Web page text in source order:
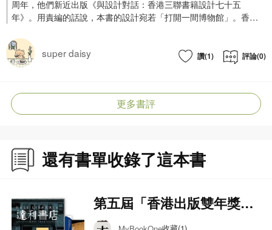
周年，他們新近出版《與設計對話：香港三聯書籍設計七十五
年》。用責編的話說，本書的設計宛若「打開一間博物館」。香港
為更好呈現圖書質感，責編與設計師們將書籍（其中包括不少1990
年代前出版的孤本）重新拍攝，從2000多張圖片中，最終選出1300
張入選本書。書中既有過往精彩書封和版式設計，也有知名設計師
及吳冠曼、阿昆等中青代設計才俊，都曾為三聯書籍設計操刀，糅
合其各自風格與三聯出版物特色，既為香港出版業的歷史留下生動
註腳，亦是設計與生活、設計與時代變遷互動的映照與例證。當我
super daisy 讚(1) 評論(0)
更多書評
還有書單收錄了這本書
第五屆「香港出版雙年獎」
得獎作品名單-圖文書